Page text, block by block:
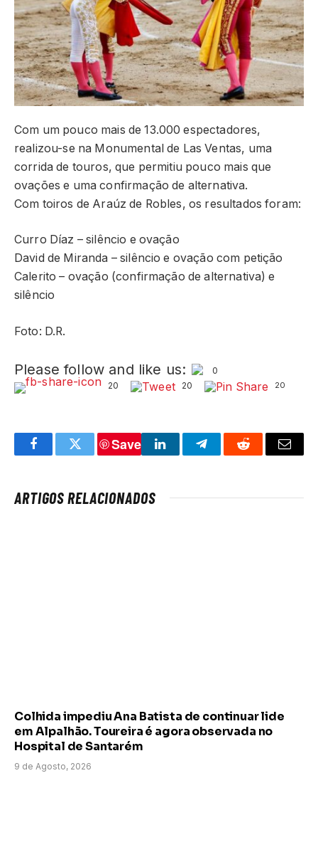
Com um pouco mais de 13.000 espectadores,
realizou-se na Monumental de Las Ventas, uma
corrida de touros, que permitiu pouco mais que
ovações e uma confirmação de alternativa.
Com toiros de Araúz de Robles, os resultados foram:
Curro Díaz – silêncio e ovação
David de Miranda – silêncio e ovação com petição
Calerito – ovação (confirmação de alternativa) e
silêncio
Foto: D.R.
Please follow and like us:
0
20
20 20
FacebookTwitter
Save
LinkedInTelegramReddit Email
ARTIGOS RELACIONADOS
Colhida impediu Ana Batista de continuar lide
em Alpalhão. Toureira é agora observada no
Hospital de Santarém
9 de Agosto, 2026